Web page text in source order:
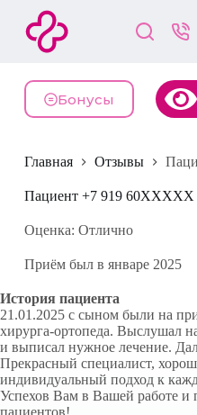
й
и
у
и
Бонусы
Главная Отзывы
Пациент +7 919 60XXXXX
Оценка: Отлично
Приём был в январе 2025
История пациента
21.01.2025 с сыном были на
хирурга-ортопеда. Выслушал
и выписал нужное лечение.
Прекрасный специалист,
индивидуальный подход к
Успехов Вам в Вашей работе и